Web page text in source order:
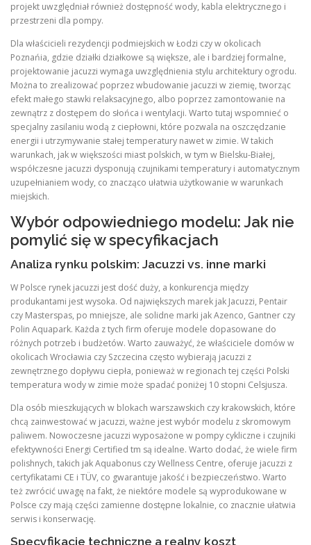
projekt uwzględniał również dostępność wody, kabla elektrycznego i
przestrzeni dla pompy.
Dla właścicieli rezydencji podmiejskich w Łodzi czy w okolicach
Poznańia, gdzie działki działkowe są większe, ale i bardziej formalne,
projektowanie jacuzzi wymaga uwzględnienia stylu architektury ogrodu.
Można to zrealizować poprzez wbudowanie jacuzzi w ziemię, tworząc
efekt małego stawki relaksacyjnego, albo poprzez zamontowanie na
zewnątrz z dostępem do słońca i wentylacji. Warto tutaj wspomnieć o
specjalny zasilaniu wodą z ciepłowni, które pozwala na oszczędzanie
energii i utrzymywanie stałej temperatury nawet w zimie. W takich
warunkach, jak w większości miast polskich, w tym w Bielsku-Białej,
współczesne jacuzzi dysponują czujnikami temperatury i automatycznym
uzupełnianiem wody, co znacząco ułatwia użytkowanie w warunkach
miejskich.
Wybór odpowiedniego modelu: Jak nie
pomylić się w specyfikacjach
Analiza rynku polskim: Jacuzzi vs. inne marki
W Polsce rynek jacuzzi jest dość duży, a konkurencja między
produkantami jest wysoka. Od największych marek jak Jacuzzi, Pentair
czy Masterspas, po mniejsze, ale solidne marki jak Azenco, Gantner czy
Polin Aquapark. Każda z tych firm oferuje modele dopasowane do
różnych potrzeb i budżetów. Warto zauważyć, że właściciele domów w
okolicach Wrocławia czy Szczecina często wybierają jacuzzi z
zewnętrznego dopływu ciepła, ponieważ w regionach tej części Polski
temperatura wody w zimie może spadać poniżej 10 stopni Celsjusza.
Dla osób mieszkujących w blokach warszawskich czy krakowskich, które
chcą zainwestować w jacuzzi, ważne jest wybór modelu z skromowym
paliwem. Nowoczesne jacuzzi wyposażone w pompy cykliczne i czujniki
efektywności Energi Certified tm są idealne. Warto dodać, że wiele firm
polishnych, takich jak Aquabonus czy Wellness Centre, oferuje jacuzzi z
certyfikatami CE i TÜV, co gwarantuje jakość i bezpieczeństwo. Warto
też zwrócić uwagę na fakt, że niektóre modele są wyprodukowane w
Polsce czy mają części zamienne dostępne lokalnie, co znacznie ułatwia
serwis i konserwację.
Specyfikacje techniczne a realny koszt